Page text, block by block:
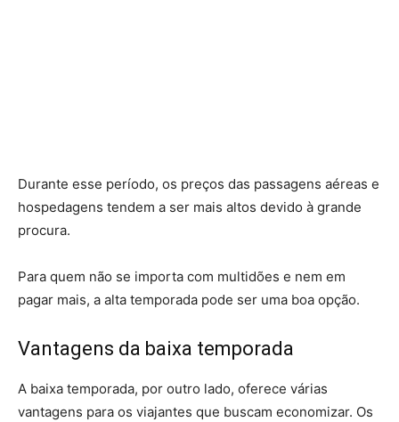
Durante esse período, os preços das passagens aéreas e
hospedagens tendem a ser mais altos devido à grande
procura.
Para quem não se importa com multidões e nem em
pagar mais, a alta temporada pode ser uma boa opção.
Vantagens da baixa temporada
A baixa temporada, por outro lado, oferece várias
vantagens para os viajantes que buscam economizar. Os